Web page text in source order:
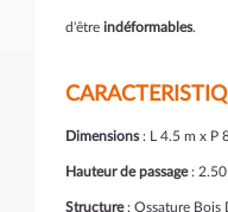
d'être indéformables.
Dimensions: L 4.5 m x P
Hauteur de passage: 2.50
Structure: Ossature Bois